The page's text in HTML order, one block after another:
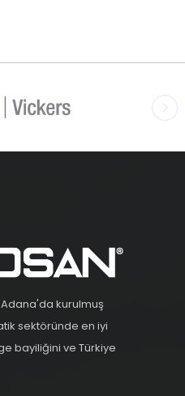
Adana'da kurulmuş
sektöründe en iyi
bayiliğini ve Türkiye